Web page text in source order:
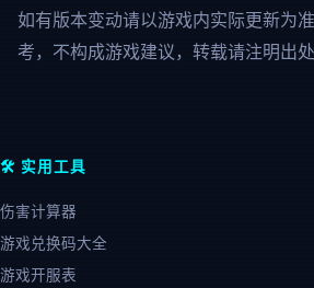
如有版本变动请以游戏内实际更新为
考，不构成游戏建议，转载请注明出处
🛠️ 实用工具
伤害计算器
游戏兑换码大全
游戏开服表